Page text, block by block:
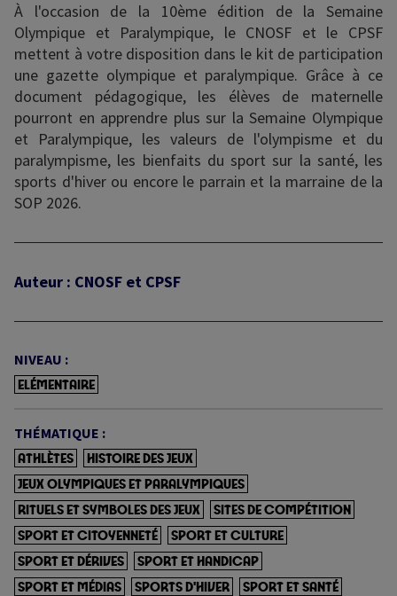
À l'occasion de la 10ème édition de la Semaine
Olympique et Paralympique, le CNOSF et le CPSF
mettent à votre disposition dans le kit de participation
une gazette olympique et paralympique. Grâce à ce
document pédagogique, les élèves de maternelle
pourront en apprendre plus sur la Semaine Olympique
et Paralympique, les valeurs de l'olympisme et du
paralympisme, les bienfaits du sport sur la santé, les
sports d'hiver ou encore le parrain et la marraine de la
SOP 2026.
Auteur : CNOSF et CPSF
NIVEAU :
ELÉMENTAIRE
THÉMATIQUE :
ATHLÈTES
HISTOIRE DES JEUX
JEUX OLYMPIQUES ET PARALYMPIQUES
RITUELS ET SYMBOLES DES JEUX
SITES DE COMPÉTITION
SPORT ET CITOYENNETÉ
SPORT ET CULTURE
SPORT ET DÉRIVES
SPORT ET HANDICAP
SPORT ET MÉDIAS
SPORTS D'HIVER
SPORT ET SANTÉ